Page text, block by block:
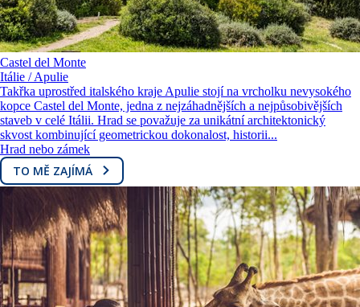
Castel del Monte
Itálie / Apulie
Takřka uprostřed italského kraje Apulie stojí na vrcholku nevysokého
kopce Castel del Monte, jedna z nejzáhadnějších a nejpůsobivějších
staveb v celé Itálii. Hrad se považuje za unikátní architektonický
skvost kombinující geometrickou dokonalost, historii...
Hrad nebo zámek
TO MĚ ZAJÍMÁ